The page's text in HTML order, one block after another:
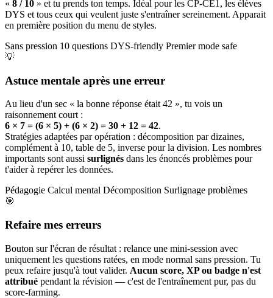
« 8 / 10 » et tu prends ton temps. Idéal pour les CP-CE1, les élèves
DYS et tous ceux qui veulent juste s'entraîner sereinement. Apparait
en première position du menu de styles.
Sans pression 10 questions DYS-friendly Premier mode safe
💡
Astuce mentale après une erreur
Au lieu d'un sec « la bonne réponse était 42 », tu vois un
raisonnement court :
6 × 7 = (6 × 5) + (6 × 2) = 30 + 12 = 42.
Stratégies adaptées par opération : décomposition par dizaines,
complément à 10, table de 5, inverse pour la division. Les nombres
importants sont aussi surlignés dans les énoncés problèmes pour
t'aider à repérer les données.
Pédagogie Calcul mental Décomposition Surlignage problèmes
🎯
Refaire mes erreurs
Bouton sur l'écran de résultat : relance une mini-session avec
uniquement les questions ratées, en mode normal sans pression. Tu
peux refaire jusqu'à tout valider. Aucun score, XP ou badge n'est
attribué pendant la révision — c'est de l'entraînement pur, pas du
score-farming.